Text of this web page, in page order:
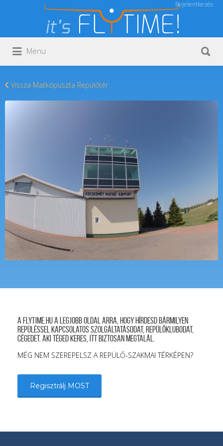
Bejelentkezés
Keresés:
Menu
Vissza Matkópuszta Repülőtér
A FLYTIME.HU a legjobb oldal arra, hogy hírdesd bármilyen
repüléssel kapcsolatos szolgáltatásodat, repülőklubodat,
cégedet. Aki téged keres, itt biztosan megtalál.
MÉG NEM SZEREPELSZ A REPÜLŐ-SZAKMAI TÉRKÉPEN?
Regisztrálj MOST